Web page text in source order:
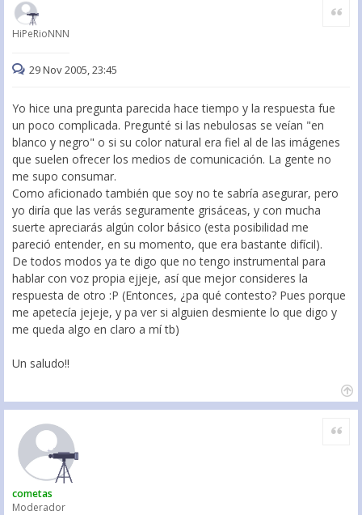
HiPeRioNNN
Citar
29 Nov 2005, 23:45
Yo hice una pregunta parecida hace tiempo y la respuesta fue
un poco complicada. Pregunté si las nebulosas se veían "en
blanco y negro" o si su color natural era fiel al de las imágenes
que suelen ofrecer los medios de comunicación. La gente no
me supo consumar.
Como aficionado también que soy no te sabría asegurar, pero
yo diría que las verás seguramente grisáceas, y con mucha
suerte apreciarás algún color básico (esta posibilidad me
pareció entender, en su momento, que era bastante difícil).
De todos modos ya te digo que no tengo instrumental para
hablar con voz propia ejjeje, así que mejor consideres la
respuesta de otro :P (Entonces, ¿pa qué contesto? Pues porque
me apetecía jejeje, y pa ver si alguien desmiente lo que digo y
me queda algo en claro a mí tb)
Un saludo!!
cometas
Moderador
Citar